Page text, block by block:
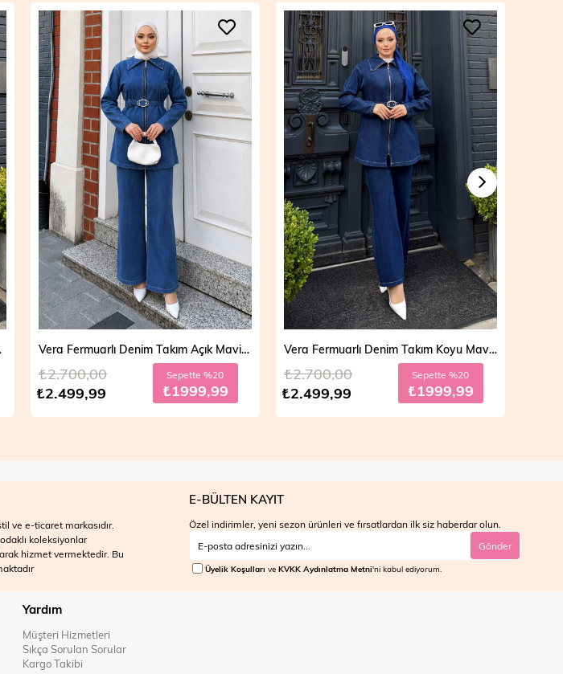
19286 Vera Fermuarlı Denim Takım Açık Mavi 19298
₺2.499,99
₺2.700,00 Sepette %20
₺1999,99
Vera Fermuarlı Denim Takım Koyu Mavi 19298
₺2.499,99
₺2.700,00 Sepette %20
₺1999,99
ve e-ticaret markasıdır.
koleksiyonlar
hizmet vermektedir. Bu
E-BÜLTEN KAYIT
Özel indirimler, yeni sezon ürünleri ve fırsatlardan ilk siz haberdar olun.
Gönder
Üyelik Koşulları ve KVKK Aydınlatma Metni'ni kabul ediyorum.
Yardım
Müşteri Hizmetleri
Sıkça Sorulan Sorular
Kargo Takibi